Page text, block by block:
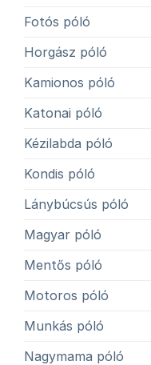
Fotós póló
Horgász póló
Kamionos póló
Katonai póló
Kézilabda póló
Kondis póló
Lánybúcsús póló
Magyar póló
Mentős póló
Motoros póló
Munkás póló
Nagymama póló